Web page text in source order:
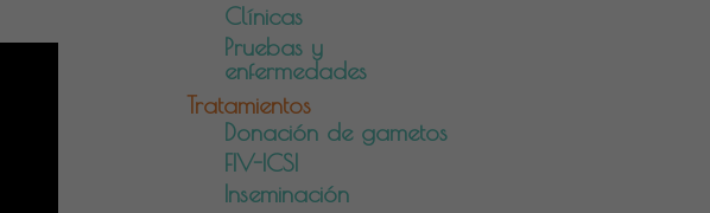
Clínicas
Pruebas y
enfermedades
Tratamientos
Donación de gametos
FIV-ICSI
Inseminación